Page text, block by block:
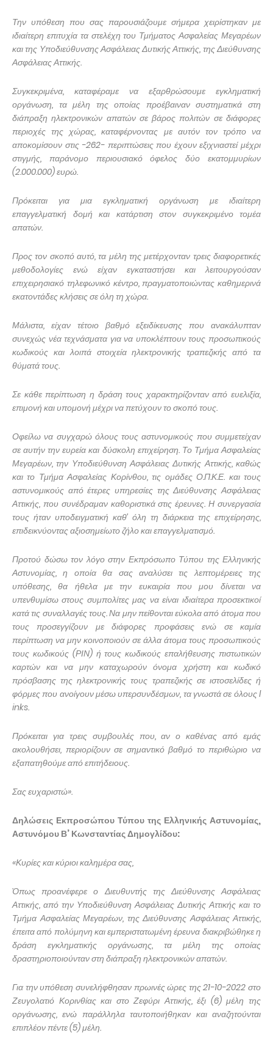
Την υπόθεση που σας παρουσιάζουμε σήμερα χειρίστηκαν με
ιδιαίτερη επιτυχία τα στελέχη του Τμήματος Ασφαλείας Μεγαρέων
και της Υποδιεύθυνσης Ασφάλειας Δυτικής Αττικής, της Διεύθυνσης
Ασφάλειας Αττικής.
Συγκεκριμένα, καταφέραμε να εξαρθρώσουμε εγκληματική
οργάνωση, τα μέλη της οποίας προέβαιναν συστηματικά στη
διάπραξη ηλεκτρονικών απατών σε βάρος πολιτών σε διάφορες
περιοχές της χώρας, καταφέρνοντας με αυτόν τον τρόπο να
αποκομίσουν στις -262- περιπτώσεις που έχουν εξιχνιαστεί μέχρι
στιγμής, παράνομο περιουσιακό όφελος δύο εκατομμυρίων
(2.000.000) ευρώ.
Πρόκειται για μια εγκληματική οργάνωση με ιδιαίτερη
επαγγελματική δομή και κατάρτιση στον συγκεκριμένο τομέα
απατών.
Προς τον σκοπό αυτό, τα μέλη της μετέρχονταν τρεις διαφορετικές
μεθοδολογίες ενώ είχαν εγκαταστήσει και λειτουργούσαν
επιχειρησιακό τηλεφωνικό κέντρο, πραγματοποιώντας καθημερινά
εκατοντάδες κλήσεις σε όλη τη χώρα.
Μάλιστα, είχαν τέτοιο βαθμό εξειδίκευσης που ανακάλυπταν
συνεχώς νέα τεχνάσματα για να υποκλέπτουν τους προσωπικούς
κωδικούς και λοιπά στοιχεία ηλεκτρονικής τραπεζικής από τα
θύματά τους.
Σε κάθε περίπτωση η δράση τους χαρακτηρίζονταν από ευελιξία,
επιμονή και υπομονή μέχρι να πετύχουν το σκοπό τους.
Οφείλω να συγχαρώ όλους τους αστυνομικούς που συμμετείχαν
σε αυτήν την ευρεία και δύσκολη επιχείρηση. Το Τμήμα Ασφαλείας
Μεγαρέων, την Υποδιεύθυνση Ασφάλειας Δυτικής Αττικής, καθώς
και το Τμήμα Ασφαλείας Κορίνθου, τις ομάδες Ο.Π.Κ.Ε. και τους
αστυνομικούς από έτερες υπηρεσίες της Διεύθυνσης Ασφάλειας
Αττικής, που συνέδραμαν καθοριστικά στις έρευνες. Η συνεργασία
τους ήταν υποδειγματική καθ’ όλη τη διάρκεια της επιχείρησης,
επιδεικνύοντας αξιοσημείωτο ζήλο και επαγγελματισμό.
Προτού δώσω τον λόγο στην Εκπρόσωπο Τύπου της Ελληνικής
Αστυνομίας, η οποία θα σας αναλύσει τις λεπτομέρειες της
υπόθεσης, θα ήθελα με την ευκαιρία που μου δίνεται να
υπενθυμίσω στους συμπολίτες μας να είναι ιδιαίτερα προσεκτικοί
κατά τις συναλλαγές τους. Να μην πείθονται εύκολα από άτομα που
τους προσεγγίζουν με διάφορες προφάσεις ενώ σε καμία
περίπτωση να μην κοινοποιούν σε άλλα άτομα τους προσωπικούς
τους κωδικούς (ΡΙΝ) ή τους κωδικούς επαλήθευσης πιστωτικών
καρτών και να μην καταχωρούν όνομα χρήστη και κωδικό
πρόσβασης της ηλεκτρονικής τους τραπεζικής σε ιστοσελίδες ή
φόρμες που ανοίγουν μέσω υπερσυνδέσμων, τα γνωστά σε όλουςl
inks.
Πρόκειται για τρεις συμβουλές που, αν ο καθένας από εμάς
ακολουθήσει, περιορίζουν σε σημαντικό βαθμό το περιθώριο να
εξαπατηθούμε από επιτήδειους.
Σας ευχαριστώ».
Δηλώσεις Εκπροσώπου Τύπου της Ελληνικής Αστυνομίας,
Αστυνόμου Β’ Κωνσταντίας Δημογλίδου:
«Κυρίες και κύριοι καλημέρα σας,
Όπως προανέφερε ο Διευθυντής της Διεύθυνσης Ασφάλειας
Αττικής, από την Υποδιεύθυνση Ασφάλειας Δυτικής Αττικής και το
Τμήμα Ασφαλείας Μεγαρέων, της Διεύθυνσης Ασφάλειας Αττικής,
έπειτα από πολύμηνη και εμπεριστατωμένη έρευνα διακριβώθηκε η
δράση εγκληματικής οργάνωσης, τα μέλη της οποίας
δραστηριοποιούνταν στη διάπραξη ηλεκτρονικών απατών.
Για την υπόθεση συνελήφθησαν πρωινές ώρες της 21-10-2022 στο
Ζευγολατιό Κορινθίας και στο Ζεφύρι Αττικής, έξι (6) μέλη της
οργάνωσης, ενώ παράλληλα ταυτοποιήθηκαν και αναζητούνται
επιπλέον πέντε (5) μέλη.